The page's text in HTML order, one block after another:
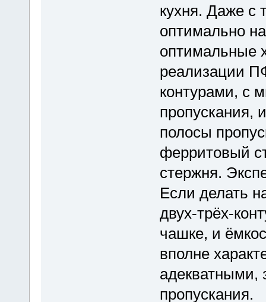
кухня. Даже с
оптимально
оптимальные
реализации
контурами, с
пропускания,
полосы
ферритовый
стержня.
Если делать
двух-трёх-
чашке, и
вполне
адекватными,
пропускания.